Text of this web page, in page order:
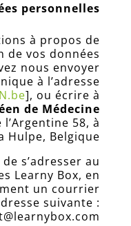
personnelles
à propos de
vos données
nous envoyer
à l’adresse
], ou écrire à
de Médecine
l’Argentine 58, à
Hulpe, Belgique
s’adresser au
Learny Box, en
un courrier
suivante :